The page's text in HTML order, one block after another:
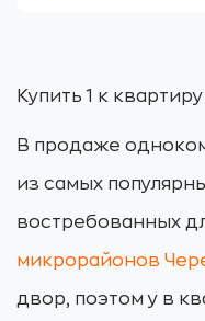
Купить 1 к
В продаже
из самых
востребованных
микрорайонов
двор, поэтом у в